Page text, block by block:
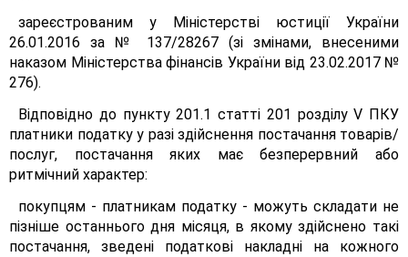
зареєстрованим у Міністерстві юстиції України
26.01.2016 за № 137/28267 (зі змінами, внесеними
наказом Міністерства фінансів України від 23.02.2017 №
276).
Відповідно до пункту 201.1 статті 201 розділу V ПКУ
платники податку у разі здійснення постачання товарів/
послуг, постачання яких має безперервний або
ритмічний характер:
покупцям - платникам податку - можуть складати не
пізніше останнього дня місяця, в якому здійснено такі
постачання, зведені податкові накладні на кожного